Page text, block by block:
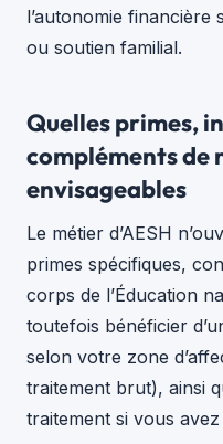
l’autonomie
ou soutien familial.
Quelles primes,
compléments de
envisageables
Le métier d’AESH
primes spécifiques,
corps de l’Éducation
toutefois bénéficier
selon votre zone
traitement brut), ainsi
traitement si vous